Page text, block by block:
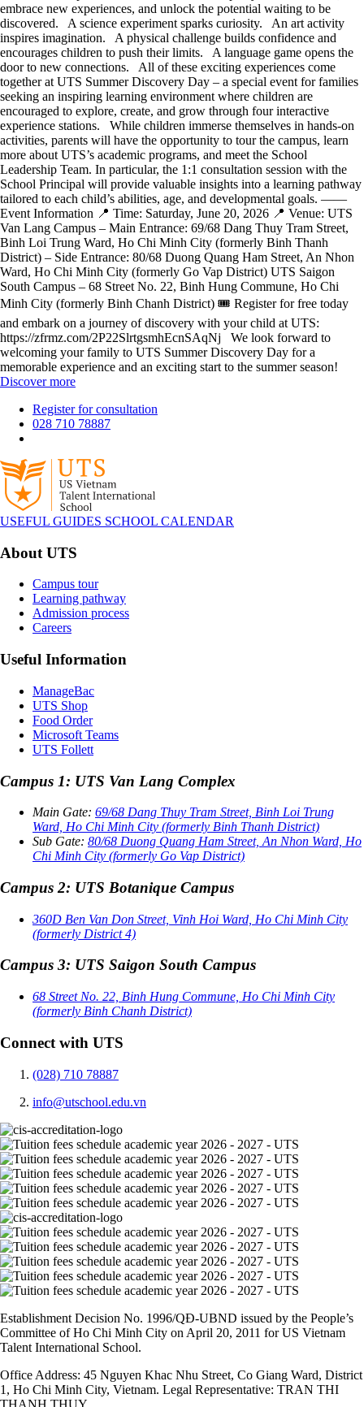
embrace new experiences, and unlock the potential waiting to be
discovered. A science experiment sparks curiosity. An art activity
inspires imagination. A physical challenge builds confidence and
encourages children to push their limits. A language game opens the
door to new connections. All of these exciting experiences come
together at UTS Summer Discovery Day – a special event for families
seeking an inspiring learning environment where children are
encouraged to explore, create, and grow through four interactive
experience stations. While children immerse themselves in hands-on
activities, parents will have the opportunity to tour the campus, learn
more about UTS’s academic programs, and meet the School
Leadership Team. In particular, the 1:1 consultation session with the
School Principal will provide valuable insights into a learning pathway
tailored to each child’s abilities, age, and developmental goals. ——
Event Information 📍 Time: Saturday, June 20, 2026 📍 Venue: UTS
Van Lang Campus – Main Entrance: 69/68 Dang Thuy Tram Street,
Binh Loi Trung Ward, Ho Chi Minh City (formerly Binh Thanh
District) – Side Entrance: 80/68 Duong Quang Ham Street, An Nhon
Ward, Ho Chi Minh City (formerly Go Vap District) UTS Saigon
South Campus – 68 Street No. 22, Binh Hung Commune, Ho Chi
Minh City (formerly Binh Chanh District) 🎟 Register for free today
and embark on a journey of discovery with your child at UTS:
https://zfrmz.com/2P22SlrtgsmhEcnSAqNj We look forward to
welcoming your family to UTS Summer Discovery Day for a
memorable experience and an exciting start to the summer season!
Discover more
Register for consultation
028 710 78887
USEFUL GUIDES SCHOOL CALENDAR
About UTS
Campus tour
Learning pathway
Admission process
Careers
Useful Information
ManageBac
UTS Shop
Food Order
Microsoft Teams
UTS Follett
Campus 1: UTS Van Lang Complex
Main Gate: 69/68 Dang Thuy Tram Street, Binh Loi Trung
Ward, Ho Chi Minh City (formerly Binh Thanh District)
Sub Gate: 80/68 Duong Quang Ham Street, An Nhon Ward, Ho
Chi Minh City (formerly Go Vap District)
Campus 2: UTS Botanique Campus
360D Ben Van Don Street, Vinh Hoi Ward, Ho Chi Minh City
(formerly District 4)
Campus 3: UTS Saigon South Campus
68 Street No. 22, Binh Hung Commune, Ho Chi Minh City
(formerly Binh Chanh District)
Connect with UTS
(028) 710 78887
info@utschool.edu.vn
Establishment Decision No. 1996/QĐ-UBND issued by the People’s
Committee of Ho Chi Minh City on April 20, 2011 for US Vietnam
Talent International School.
Office Address: 45 Nguyen Khac Nhu Street, Co Giang Ward, District
1, Ho Chi Minh City, Vietnam. Legal Representative: TRAN THI
THANH THUY.